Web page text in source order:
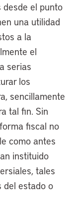
desde el punto
una utilidad
a la
el
serias
los
sencillamente
tal fin. Sin
fiscal no
como antes
instituido
tales
del estado o